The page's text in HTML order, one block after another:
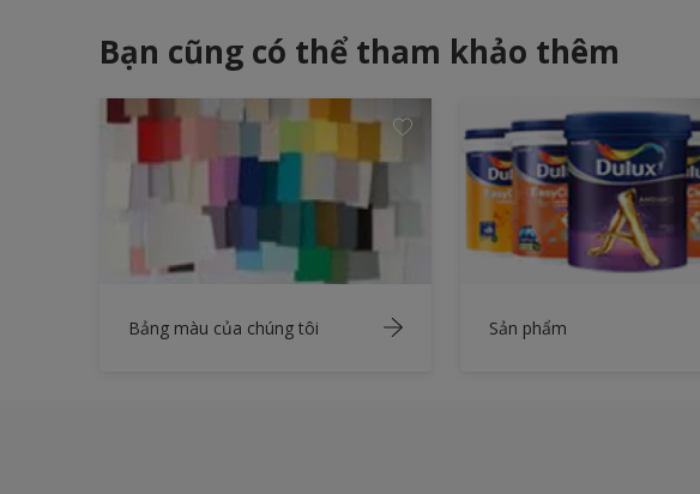
Bạn cũng có thể tham khảo thêm
Bảng màu của chúng tôi Sản phẩm